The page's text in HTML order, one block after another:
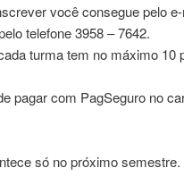
você consegue pelo
telefone 3958 – 7642.
turma tem no máximo 10
pagar com PagSeguro no
só no próximo semestre.